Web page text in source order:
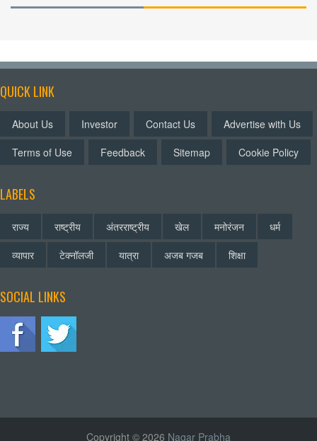
QUICK LINK
About Us Investor Contact Us
Advertise with Us
Terms of Use
Feedback Sitemap Cookie Policy
LABELS
राज्य राष्ट्रीय अंतरराष्ट्रीय खेल मनोरंजन
धर्म
व्यापार
टेक्नॉलजी यात्रा अजब गजब शिक्षा
SOCIAL LINKS
Copyright © 2026 Nagar Prabha